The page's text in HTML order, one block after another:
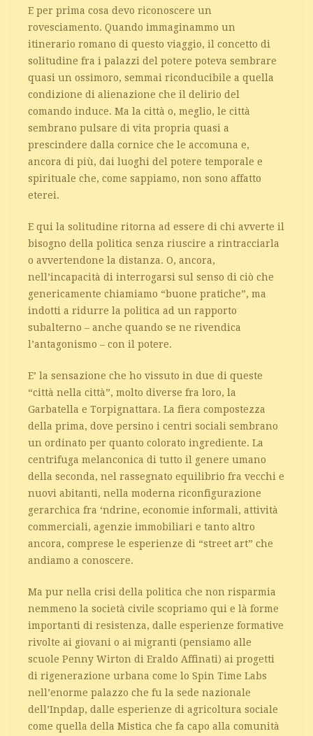
E per prima cosa devo riconoscere un
rovesciamento. Quando immaginammo un
itinerario romano di questo viaggio, il concetto di
solitudine fra i palazzi del potere poteva sembrare
quasi un ossimoro, semmai riconducibile a quella
condizione di alienazione che il delirio del
comando induce. Ma la città o, meglio, le città
sembrano pulsare di vita propria quasi a
prescindere dalla cornice che le accomuna e,
ancora di più, dai luoghi del potere temporale e
spirituale che, come sappiamo, non sono affatto
eterei.
E qui la solitudine ritorna ad essere di chi avverte il
bisogno della politica senza riuscire a rintracciarla
o avvertendone la distanza. O, ancora,
nell’incapacità di interrogarsi sul senso di ciò che
genericamente chiamiamo “buone pratiche”, ma
indotti a ridurre la politica ad un rapporto
subalterno – anche quando se ne rivendica
l’antagonismo – con il potere.
E’ la sensazione che ho vissuto in due di queste
“città nella città”, molto diverse fra loro, la
Garbatella e Torpignattara. La fiera compostezza
della prima, dove persino i centri sociali sembrano
un ordinato per quanto colorato ingrediente. La
centrifuga melanconica di tutto il genere umano
della seconda, nel rassegnato equilibrio fra vecchi e
nuovi abitanti, nella moderna riconfigurazione
gerarchica fra ‘ndrine, economie informali, attività
commerciali, agenzie immobiliari e tanto altro
ancora, comprese le esperienze di “street art” che
andiamo a conoscere.
Ma pur nella crisi della politica che non risparmia
nemmeno la società civile scopriamo qui e là forme
importanti di resistenza, dalle esperienze formative
rivolte ai giovani o ai migranti (pensiamo alle
scuole Penny Wirton di Eraldo Affinati) ai progetti
di rigenerazione urbana come lo Spin Time Labs
nell’enorme palazzo che fu la sede nazionale
dell’Inpdap, dalle esperienze di agricoltura sociale
come quella della Mistica che fa capo alla comunità